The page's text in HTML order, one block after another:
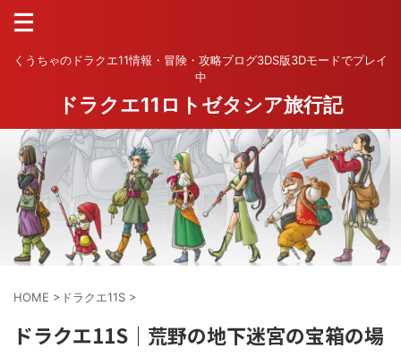
くうちゃのドラクエ11情報・冒険・攻略ブログ3DS版3Dモードでプレイ
中
ドラクエ11ロトゼタシア旅行記
HOME > ドラクエ11S >
ドラクエ11S｜荒野の地下迷宮の宝箱の場